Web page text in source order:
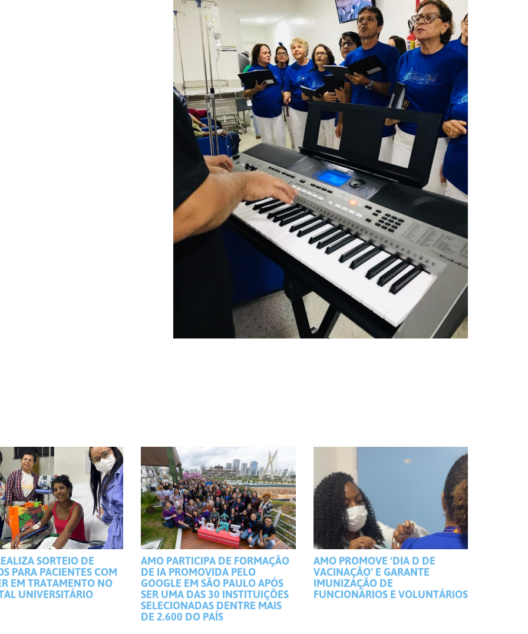
SORTEIO DE
PARA PACIENTES COM
EM TRATAMENTO NO
UNIVERSITÁRIO
AMO PARTICIPA DE FORMAÇÃO
DE IA PROMOVIDA PELO
GOOGLE EM SÃO PAULO APÓS
SER UMA DAS 30 INSTITUIÇÕES
SELECIONADAS DENTRE MAIS
DE 2.600 DO PAÍS
AMO PROMOVE ‘DIA D DE
VACINAÇÃO’ E GARANTE
IMUNIZAÇÃO DE
FUNCIONÁRIOS E VOLUNTÁRIOS